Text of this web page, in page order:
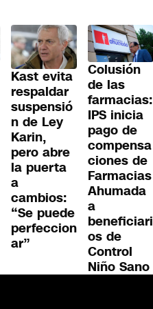
Kast evita
respaldar
suspensió
n de Ley
Karin,
pero abre
la puerta
a
cambios:
“Se puede
perfeccion
ar”
Colusión
de las
farmacias:
IPS inicia
pago de
compensa
ciones de
Farmacias
Ahumada
a
beneficiari
os de
Control
Niño Sano